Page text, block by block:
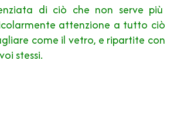
di ciò che non serve più
attenzione a tutto ciò
come il vetro, e ripartite con
stessi.